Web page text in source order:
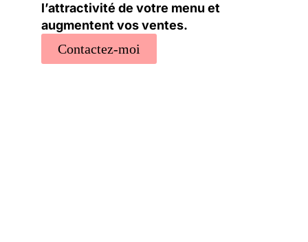
l’attractivité de votre menu et
augmentent vos ventes.
Contactez-moi